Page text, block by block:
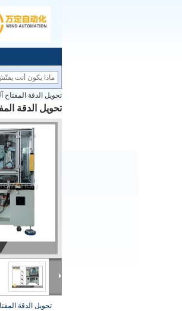
تحويل الدقة المفتاح
تحويل الدقة
تحويل الدقة